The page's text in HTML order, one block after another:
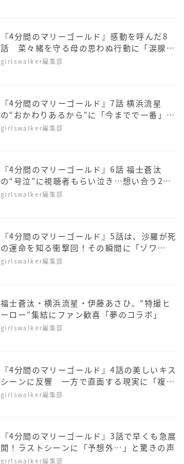
『4分間のマリーゴールド』感動を呼んだ8
話 菜々緒を守る母の思わぬ行動に「涙腺崩
壊」
girlswalker編集部
『4分間のマリーゴールド』7話 横浜流星
の“おかわりあるから”に「今までで一番」
「泣いた」
girlswalker編集部
『4分間のマリーゴールド』6話 福士蒼汰
の“号泣”に視聴者もらい泣き…想い合う2人
に称賛も
girlswalker編集部
『4分間のマリーゴールド』5話は、沙羅が死
の運命を知る衝撃回！その瞬間に「ゾワ
ッ…」
girlswalker編集部
福士蒼汰・横浜流星・伊藤あさひ、“特撮ヒ
ーロー”集結にファン歓喜「夢のコラボ」
girlswalker編集部
『4分間のマリーゴールド』4話の美しいキス
シーンに反響 一方で直面する現実に「複
雑」
girlswalker編集部
『4分間のマリーゴールド』3話で早くも急展
開！ラストシーンに「予想外…」と驚きの声
girlswalker編集部